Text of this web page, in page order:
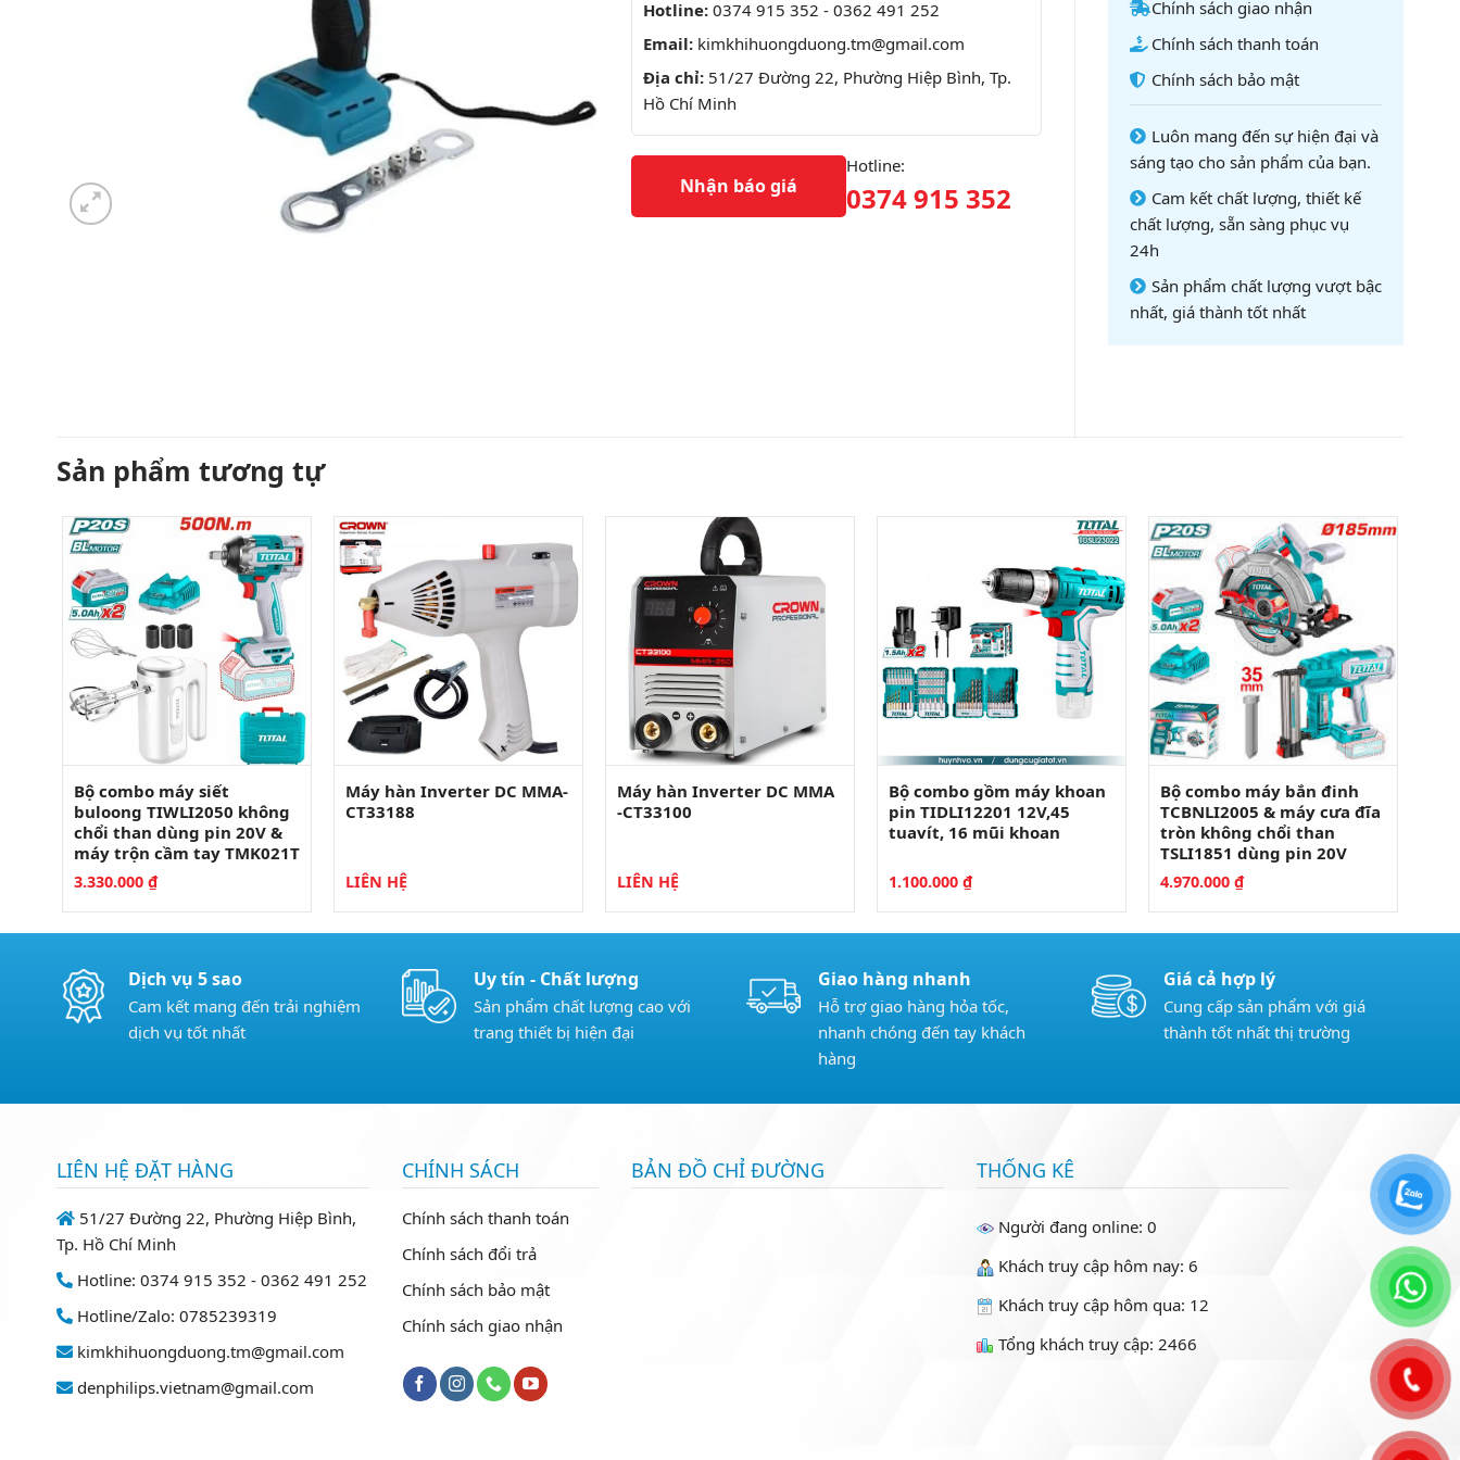
Hotline: 0374 915 352 - 0362 491 252
Email: kimkhihuongduong.tm@gmail.com
Địa chỉ: 51/27 Đường 22, Phường Hiệp Bình, Tp.
Hồ Chí Minh
Nhận báo giá
Hotline:
0374 915 352
Chính sách giao nhận
Chính sách thanh toán
Chính sách bảo mật
Luôn mang đến sự hiện đại và
sáng tạo cho sản phẩm của bạn.
Cam kết chất lượng, thiết kế
chất lượng, sẵn sàng phục vụ
24h
Sản phẩm chất lượng vượt bậc
nhất, giá thành tốt nhất
Sản phẩm tương tự
Bộ combo máy siết
buloong TIWLI2050 không
chổi than dùng pin 20V &
máy trộn cầm tay TMK021T
3.330.000 ₫
Máy hàn Inverter DC MMA-
CT33188
LIÊN HỆ
Máy hàn Inverter DC MMA
-CT33100
LIÊN HỆ
Bộ combo gồm máy khoan
pin TIDLI12201 12V,45
tuavít, 16 mũi khoan
1.100.000 ₫
Bộ combo máy bắn đinh
TCBNLI2005 & máy cưa đĩa
tròn không chổi than
TSLI1851 dùng pin 20V
4.970.000 ₫
Dịch vụ 5 sao
Cam kết mang đến trải nghiệm
dịch vụ tốt nhất
Uy tín - Chất lượng
Sản phẩm chất lượng cao với
trang thiết bị hiện đại
Giao hàng nhanh
Hỗ trợ giao hàng hỏa tốc,
nhanh chóng đến tay khách
hàng
Giá cả hợp lý
Cung cấp sản phẩm với giá
thành tốt nhất thị trường
LIÊN HỆ ĐẶT HÀNG
51/27 Đường 22, Phường Hiệp Bình,
Tp. Hồ Chí Minh
Hotline: 0374 915 352 - 0362 491 252
Hotline/Zalo: 0785239319
kimkhihuongduong.tm@gmail.com
denphilips.vietnam@gmail.com
CHÍNH SÁCH
Chính sách thanh toán
Chính sách đổi trả
Chính sách bảo mật
Chính sách giao nhận
BẢN ĐỒ CHỈ ĐƯỜNG THỐNG KÊ
Người đang online: 0
Khách truy cập hôm nay: 6
Khách truy cập hôm qua: 12
Tổng khách truy cập: 2466